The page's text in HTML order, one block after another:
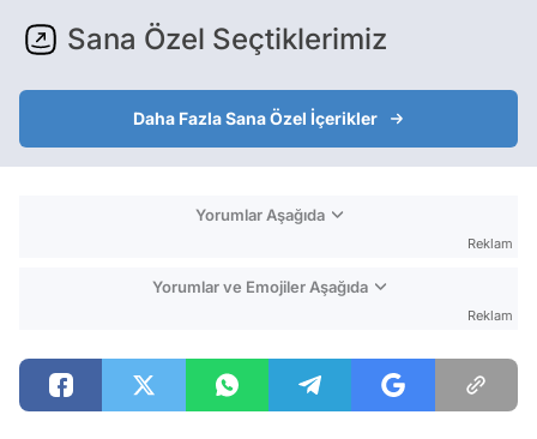
Sana Özel Seçtiklerimiz
Daha Fazla Sana Özel İçerikler
Yorumlar Aşağıda
Reklam
Yorumlar ve Emojiler Aşağıda
Reklam